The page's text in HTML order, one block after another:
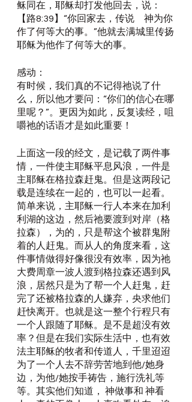
稣同在，耶稣却打发他回去，说：
【路8:39】“你回家去，传说　神为你
作了何等大的事。”他就去满城里传扬
耶稣为他作了何等大的事。
感动：
有时候，我们真的不记得祂说了什
么，所以他才要问：“你们的信心在哪
里呢？”。更因为如此，反复读经，咀
嚼祂的话语才是如此重要！
上面这一段的经文，是记载了两件事
情，一件使主耶稣平息风浪，一件是
主耶稣在格拉森赶鬼。但是这两段记
载是连续在一起的，也可以一起看。
简单来说，主耶稣一行人本来在加利
利湖的这边，然后祂要渡到对岸（格
拉森），为的，只是帮这个被群鬼附
着的人赶鬼。而从人的角度来看，这
件事情做得好像很没有效率，因为祂
大费周章一波人渡到格拉森还遇到风
浪，居然只是为了帮一个人赶鬼，赶
完了还被格拉森的人嫌弃，央求他们
赶快离开。也就是这一整个行程只有
一个人跟随了耶稣。是不是超没有效
率？但是在我们实际生活中，也有效
法主耶稣的牧者和传道人，千里迢迢
为了一个人去不辞劳苦地到他/她身
边，为他/她按手祷告，施行洗礼等
等。其实他们知道， 神做事和 神看